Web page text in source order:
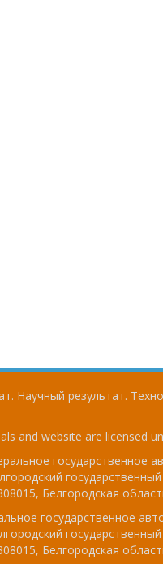
Научный результат.
and website are licensed
государственное
Белгородская
государственное
Белгородская